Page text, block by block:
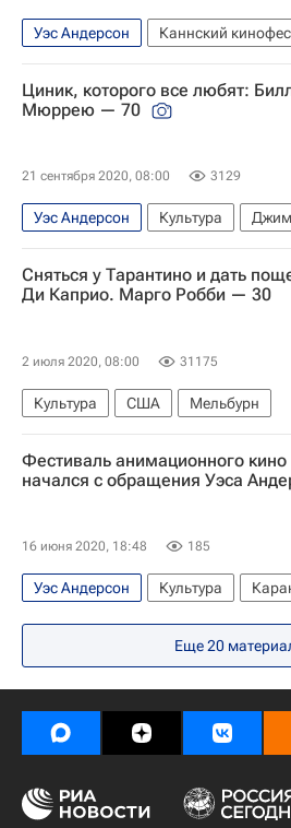
Уэс Андерсон
Каннский
Пол Верховен
Эдриан Броуди
Тильда Суинтон
Культура
Циник, которого все любят:
Мюррею — 70
21 сентября 2020, 08:00 3129
Уэс Андерсон Культура
Билл Мюррей
София Коппола
что посмотреть
звезды
Сняться у Тарантино и дать
Ди Каприо. Марго Робби — 30
2 июля 2020, 08:00 31175
Культура США
Мельбурн
Мартин Скорсезе
Квентин
Пираты Карибского моря
Карибское море
Марго Робби
Фестиваль анимационного кино
начался с обращения Уэса
16 июня 2020, 18:48 185
Уэс Андерсон Культура
Всемирный фонд дикой природы
Константин Бронзит
Новости культуры
Коронавирус
Кино
Еще20